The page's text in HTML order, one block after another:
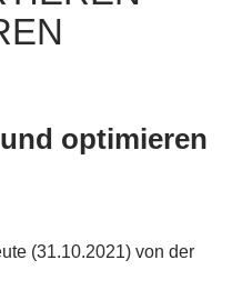
optimieren
(31.10.2021) von der